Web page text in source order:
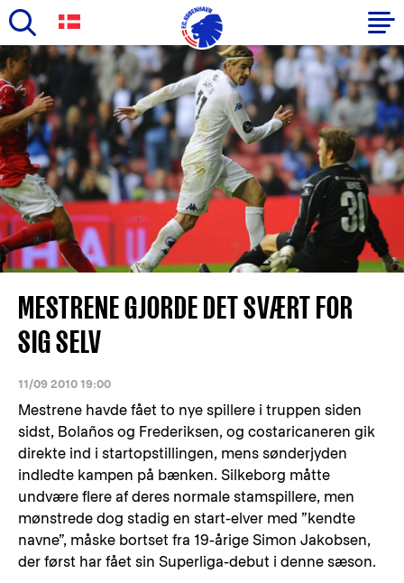
Skip
to
main
content
Primary
navigation
-
English
MESTRENE GJORDE DET SVÆRT FOR
SIG SELV
11/09 2010 19:00
Mestrene havde fået to nye spillere i truppen siden
sidst, Bolaños og Frederiksen, og costaricaneren gik
direkte ind i startopstillingen, mens sønderjyden
indledte kampen på bænken. Silkeborg måtte
undvære flere af deres normale stamspillere, men
mønstrede dog stadig en start-elver med ”kendte
navne”, måske bortset fra 19-årige Simon Jakobsen,
der først har fået sin Superliga-debut i denne sæson.